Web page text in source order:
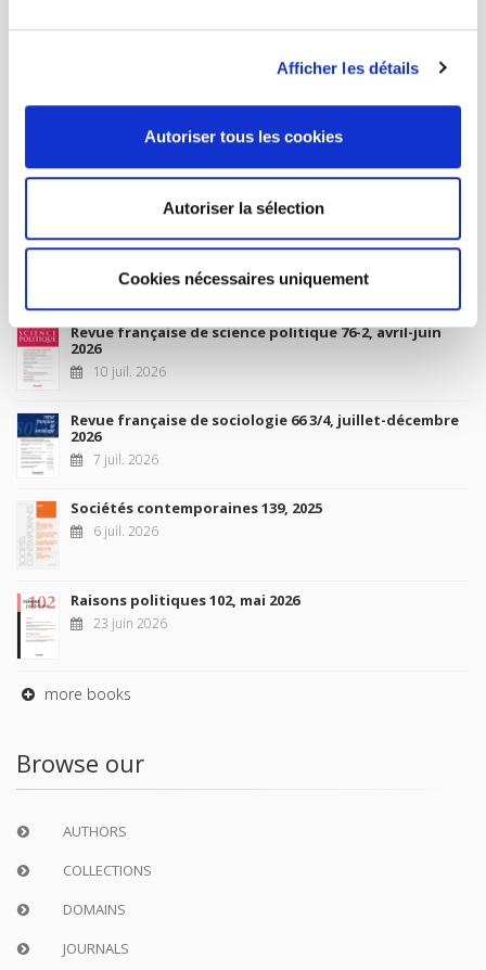
Afficher les détails
Autoriser tous les cookies
Autoriser la sélection
Cookies nécessaires uniquement
4 sept. 2026
New Releases
Revue française de science politique 76-2, avril-juin
2026
10 juil. 2026
Revue française de sociologie 66 3/4, juillet-décembre
2026
7 juil. 2026
Sociétés contemporaines 139, 2025
6 juil. 2026
Raisons politiques 102, mai 2026
23 juin 2026
more books
Browse our
AUTHORS
COLLECTIONS
DOMAINS
JOURNALS